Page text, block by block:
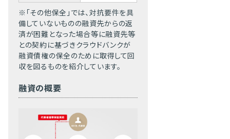
※「その他保全」では、対抗要件を具
備していないものの融資先からの返
済が困難となった場合等に融資先等
との契約に基づきクラウドバンクが
融資債権の保全のために取得して回
収を図るものを紹介しています。
融資の概要